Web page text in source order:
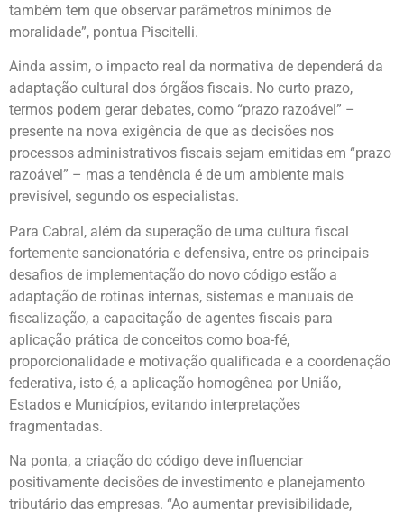
também tem que observar parâmetros mínimos de
moralidade”, pontua Piscitelli.
Ainda assim, o impacto real da normativa de dependerá da
adaptação cultural dos órgãos fiscais. No curto prazo,
termos podem gerar debates, como “prazo razoável” –
presente na nova exigência de que as decisões nos
processos administrativos fiscais sejam emitidas em “prazo
razoável” – mas a tendência é de um ambiente mais
previsível, segundo os especialistas.
Para Cabral, além da superação de uma cultura fiscal
fortemente sancionatória e defensiva, entre os principais
desafios de implementação do novo código estão a
adaptação de rotinas internas, sistemas e manuais de
fiscalização, a capacitação de agentes fiscais para
aplicação prática de conceitos como boa-fé,
proporcionalidade e motivação qualificada e a coordenação
federativa, isto é, a aplicação homogênea por União,
Estados e Municípios, evitando interpretações
fragmentadas.
Na ponta, a criação do código deve influenciar
positivamente decisões de investimento e planejamento
tributário das empresas. “Ao aumentar previsibilidade,